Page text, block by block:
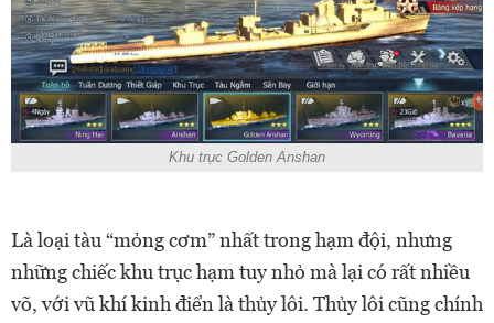
Khu trục Golden Anshan
Là loại tàu “mỏng cơm” nhất trong hạm đội, nhưng
những chiếc khu trục hạm tuy nhỏ mà lại có rất nhiều
võ, với vũ khí kinh điển là thủy lôi. Thủy lôi cũng chính